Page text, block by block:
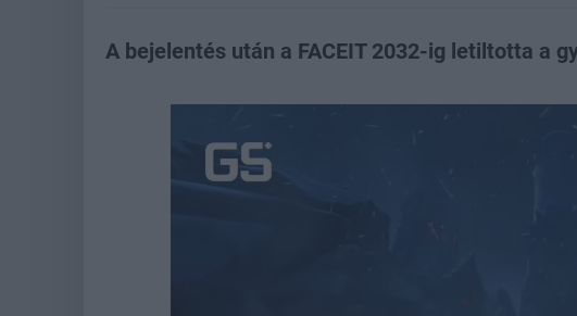
A bejelentés után a FACEIT 2032-ig letiltotta a